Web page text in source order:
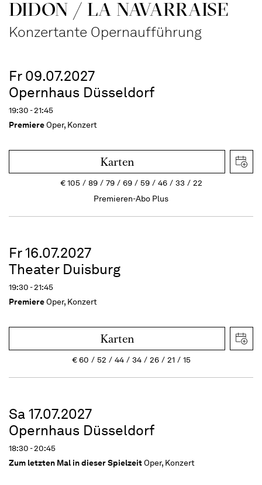
DIDON / LA NAVAR­RAISE
Konzertante Opernaufführung
Fr 09.07.2027
Opernhaus Düsseldorf
19:30 - 21:45
PremiereOper, Konzert
Karten
€105 89 79 69 59 46 33
22
Premieren-Abo Plus
Fr 16.07.2027
Theater Duisburg
19:30 - 21:45
PremiereOper, Konzert
Karten
€60 52 44 34 26 21 15
Sa 17.07.2027
Opernhaus Düsseldorf
18:30 - 20:45
Zum letzten Mal in dieser SpielzeitOper, Konzert